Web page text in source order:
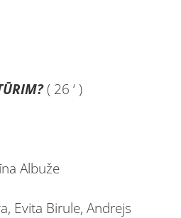
( 26 ‘ )
Albuže
Evita Birule, Andrejs